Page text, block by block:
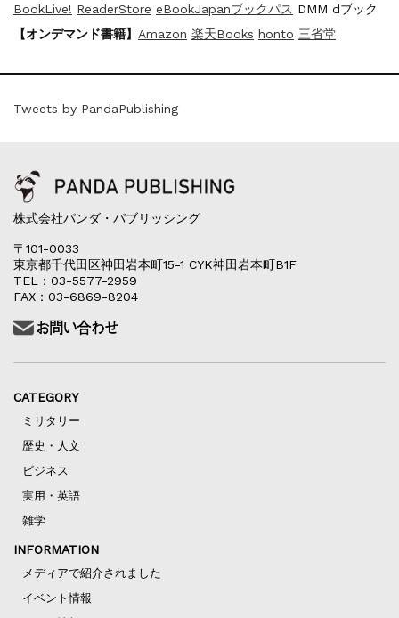
BookLive! ReaderStore eBookJapanブックパス DMM dブック
【オンデマンド書籍】 Amazon 楽天Books honto 三省堂
Tweets by PandaPublishing
株式会社パンダ・パブリッシング
〒101-0033
東京都千代田区神田岩本町15-1 CYK神田岩本町B1F
TEL：03-5577-2959
FAX：03-6869-8204
CATEGORY
ミリタリー
歴史・人文
ビジネス
実用・英語
雑学
INFORMATION
メディアで紹介されました
イベント情報